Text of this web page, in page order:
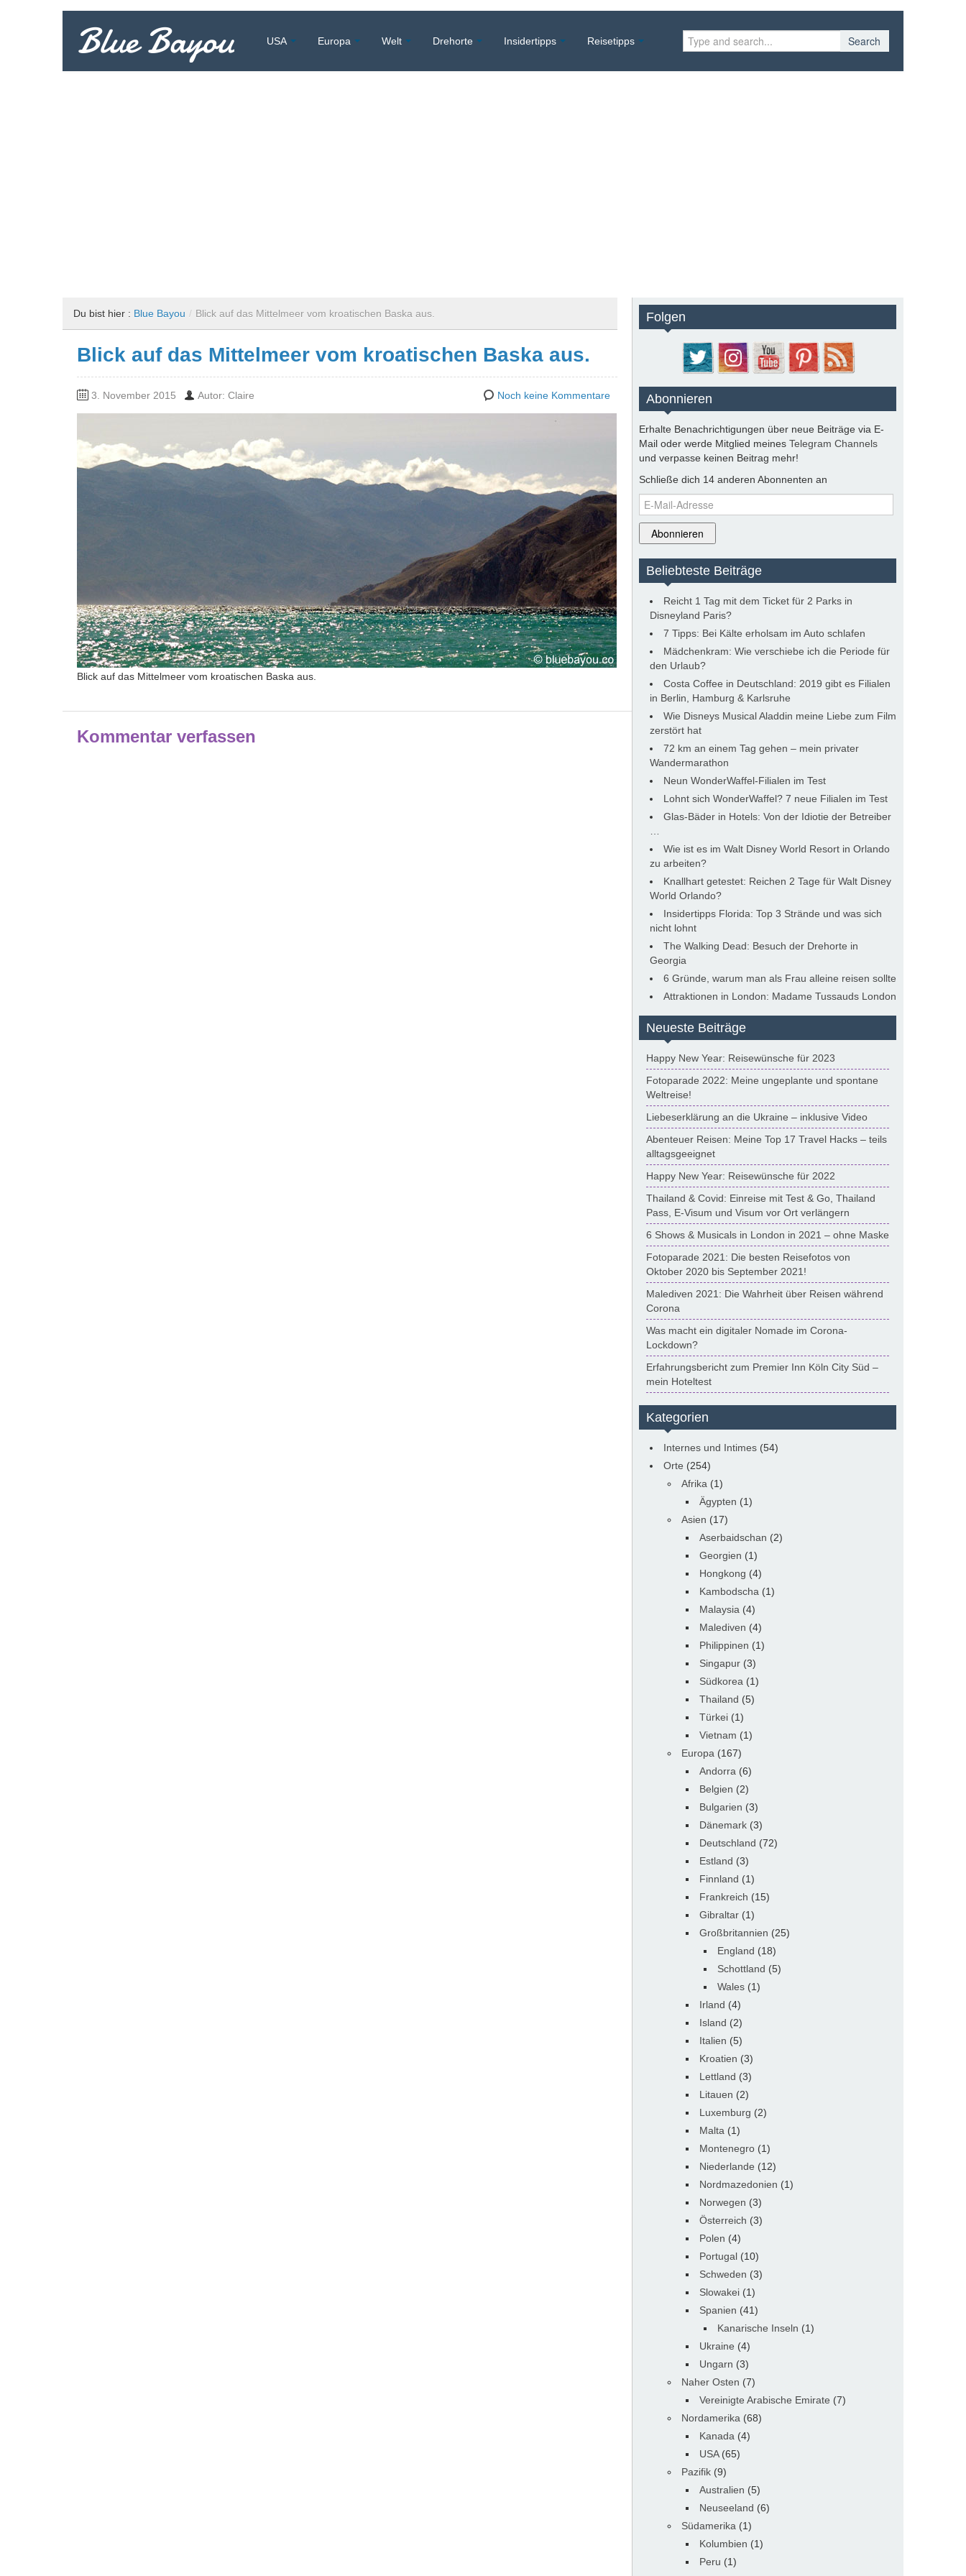
Blue Bayou USA Europa Welt Drehorte Insidertipps Reisetipps Search
Du bist hier : Blue Bayou / Blick auf das Mittelmeer vom kroatischen Baska aus.
Blick auf das Mittelmeer vom kroatischen Baska aus.
3. November 2015 Autor: Claire Noch keine Kommentare
Blick auf das Mittelmeer vom kroatischen Baska aus.
Kommentar verfassen
Folgen
Abonnieren
Erhalte Benachrichtigungen über neue Beiträge via E-
Mail oder werde Mitglied meines Telegram Channels
und verpasse keinen Beitrag mehr!
Schließe dich 14 anderen Abonnenten an
E-
Mail-
Adresse
Abonnieren
Beliebteste Beiträge
Reicht 1 Tag mit dem Ticket für 2 Parks in
Disneyland Paris?
7 Tipps: Bei Kälte erholsam im Auto schlafen
Mädchenkram: Wie verschiebe ich die Periode für
den Urlaub?
Costa Coffee in Deutschland: 2019 gibt es Filialen
in Berlin, Hamburg & Karlsruhe
Wie Disneys Musical Aladdin meine Liebe zum Film
zerstört hat
72 km an einem Tag gehen – mein privater
Wandermarathon
Neun WonderWaffel-Filialen im Test
Lohnt sich WonderWaffel? 7 neue Filialen im Test
Glas-Bäder in Hotels: Von der Idiotie der Betreiber
Wie ist es im Walt Disney World Resort in Orlando
zu arbeiten?
Knallhart getestet: Reichen 2 Tage für Walt Disney
World Orlando?
Insidertipps Florida: Top 3 Strände und was sich
nicht lohnt
The Walking Dead: Besuch der Drehorte in
Georgia
6 Gründe, warum man als Frau alleine reisen sollte
Attraktionen in London: Madame Tussauds London
Neueste Beiträge
Happy New Year: Reisewünsche für 2023
Fotoparade 2022: Meine ungeplante und spontane
Weltreise!
Liebeserklärung an die Ukraine – inklusive Video
Abenteuer Reisen: Meine Top 17 Travel Hacks – teils
alltagsgeeignet
Happy New Year: Reisewünsche für 2022
Thailand & Covid: Einreise mit Test & Go, Thailand
Pass, E-Visum und Visum vor Ort verlängern
6 Shows & Musicals in London in 2021 – ohne Maske
Fotoparade 2021: Die besten Reisefotos von
Oktober 2020 bis September 2021!
Malediven 2021: Die Wahrheit über Reisen während
Corona
Was macht ein digitaler Nomade im Corona-
Lockdown?
Erfahrungsbericht zum Premier Inn Köln City Süd –
mein Hoteltest
Kategorien
Internes und Intimes (54)
Orte (254)
Afrika (1)
Ägypten (1)
Asien (17)
Aserbaidschan (2)
Georgien (1)
Hongkong (4)
Kambodscha (1)
Malaysia (4)
Malediven (4)
Philippinen (1)
Singapur (3)
Südkorea (1)
Thailand (5)
Türkei (1)
Vietnam (1)
Europa (167)
Andorra (6)
Belgien (2)
Bulgarien (3)
Dänemark (3)
Deutschland (72)
Estland (3)
Finnland (1)
Frankreich (15)
Gibraltar (1)
Großbritannien (25)
England (18)
Schottland (5)
Wales (1)
Irland (4)
Island (2)
Italien (5)
Kroatien (3)
Lettland (3)
Litauen (2)
Luxemburg (2)
Malta (1)
Montenegro (1)
Niederlande (12)
Nordmazedonien (1)
Norwegen (3)
Österreich (3)
Polen (4)
Portugal (10)
Schweden (3)
Slowakei (1)
Spanien (41)
Kanarische Inseln (1)
Ukraine (4)
Ungarn (3)
Naher Osten (7)
Vereinigte Arabische Emirate (7)
Nordamerika (68)
Kanada (4)
USA(65)
Pazifik (9)
Australien (5)
Neuseeland (6)
Südamerika (1)
Kolumbien (1)
Peru (1)